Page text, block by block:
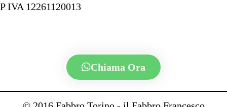
P IVA 12261120013
Chiama Ora